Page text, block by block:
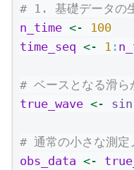
# 1. 基礎データの
n_time <-
100
time_seq <- 1 :
# ベースとなる滑
true_wave <- sin
# 通常の小さな測定
obs_data <-